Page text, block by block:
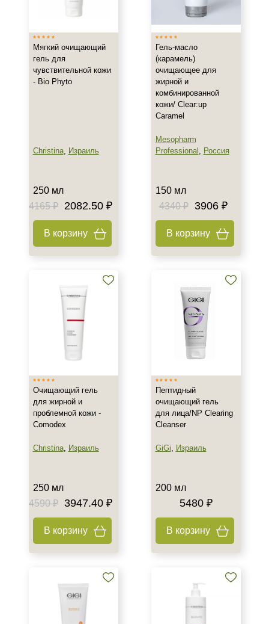
Мягкий очищающий
гель для
чувствительной кожи
- Bio Phyto
Christina, Израиль
250 мл
4165 ₽
2082.50 ₽
В корзину
Гель-масло
(карамель)
очищающее для
жирной и
комбинированной
кожи/ Clear:up
Caramel
Mesopharm
Professional , Россия
150 мл
4340 ₽
3906 ₽
В корзину
Очищающий гель
для жирной и
проблемной кожи -
Comodex
Christina, Израиль
250 мл
4590 ₽
3947.40 ₽
В корзину
Пептидный
очищающий гель
для лица/NP Clearing
Cleanser
GiGi, Израиль
200 мл
5480 ₽
В корзину